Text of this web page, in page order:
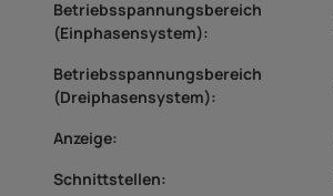
Betriebsspannungsbereich
(Einphasensystem):
Betriebsspannungsbereich
(Dreiphasensystem):
Anzeige:
Schnittstellen: